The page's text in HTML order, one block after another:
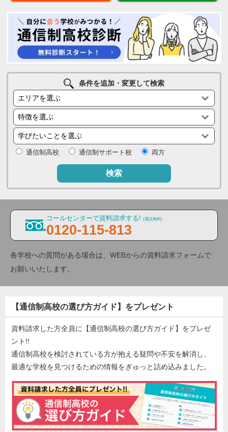
条件を追加・変更して検索
通信制高校 通信制サポート校 両方
検索
コールセンターで資料請求する! (通話無料)
0120-115-813
各学校への質問がある場合は、WEBからの資料請求フォームで
お願いいたします。
【通信制高校の選び方ガイド】をプレゼント
資料請求した方全員に【通信制高校の選び方ガイド】をプレゼ
ント!!
通信制高校を検討されている方が抱える疑問や不安を解消し、
最適な学校を見つけるための情報をぎゅっと詰め込みました。